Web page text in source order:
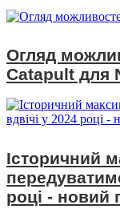
Огляд
Catapult для
Історичний
році - новий